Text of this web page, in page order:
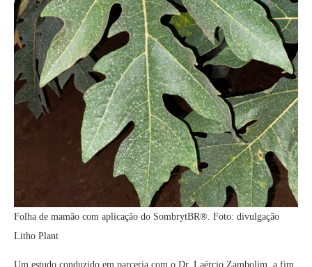
Folha de mamão com aplicação do SombrytBR®. Foto: divulgação
Litho Plant
Um estudo conduzido em parceria com o Dr. Laércio Zambolim, a fim